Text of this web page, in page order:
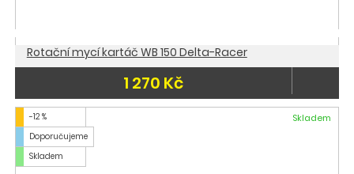
Rotační mycí kartáč WB 150 Delta-Racer
1 270 Kč
-12 %
Doporučujeme
Skladem
Skladem